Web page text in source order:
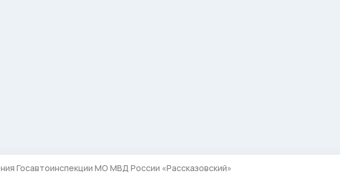
Госавтоинспекции МО МВД России «Рассказовский»